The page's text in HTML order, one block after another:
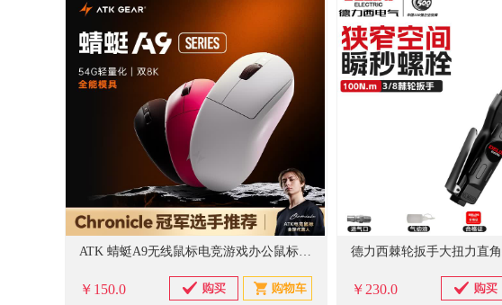
ATK 蜻蜓A9无线鼠标电竞游戏办公鼠标 有线/蓝牙/2.4G/星闪三模连接轻量化对称极简工学 A9Plus玫红色
￥150.0 ￥230.0